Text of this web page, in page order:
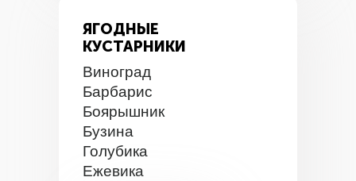
ЯГОДНЫЕ
КУСТАРНИКИ
Виноград
Барбарис
Боярышник
Бузина
Голубика
Ежевика